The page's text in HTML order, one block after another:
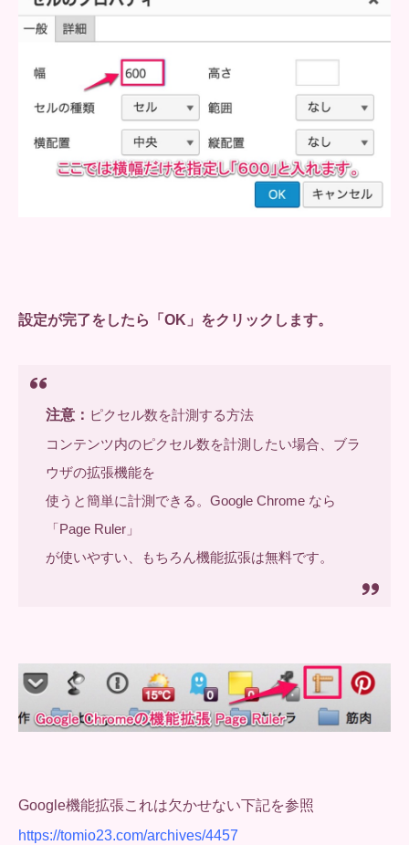
設定が完了をしたら「OK」をクリックします。
注意： ピクセル数を計測する方法
コンテンツ内のピクセル数を計測したい場合、ブラ
ウザの拡張機能を
使うと簡単に計測できる。Google Chrome なら
「Page Ruler」
が使いやすい、もちろん機能拡張は無料です。
Google機能拡張これは欠かせない下記を参照
https://tomio23.com/archives/4457